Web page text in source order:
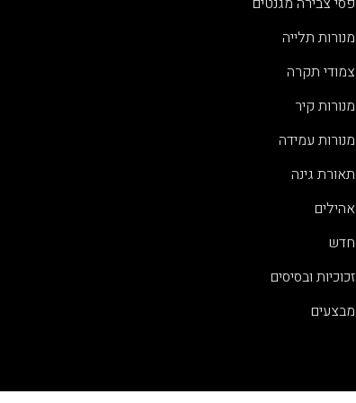
מנורות תלייה
צמודי תקרה
מנורות קיר
מנורות עמידה
תאורת גינה
אהילים
חדש
זכוכיות ובסיסים
מבצעים